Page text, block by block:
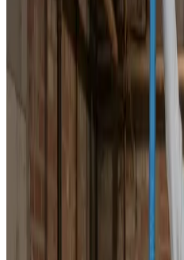
Dokumenteret ventilationsrens